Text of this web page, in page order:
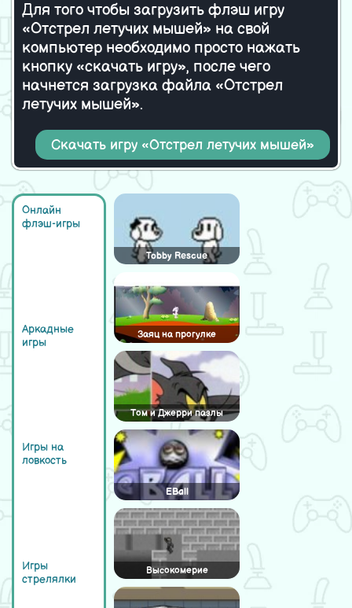
Онлайн
флэш-игры
Аркадные
игры
Игры на
ловкость
Игры
стрелялки
Tobby Rescue
Заяц на прогулке
Том и Джерри пазлы
EBall
Высокомерие
Для того чтобы загрузить флэш игру
«Отстрел летучих мышей» на свой
компьютер необходимо просто нажать
кнопку «скачать игру», после чего
начнется загрузка файла «Отстрел
летучих мышей».
Скачать игру «Отстрел летучих мышей»